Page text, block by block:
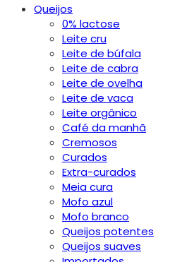
Queijos
0% lactose
Leite cru
Leite de búfala
Leite de cabra
Leite de ovelha
Leite de vaca
Leite orgânico
Café da manhã
Cremosos
Curados
Extra-curados
Meia cura
Mofo azul
Mofo branco
Queijos potentes
Queijos suaves